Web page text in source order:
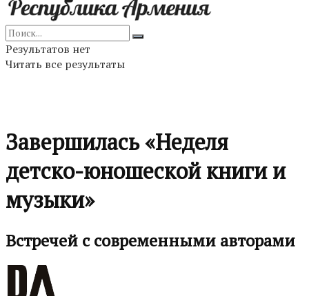
Результатов нет
Читать все результаты
Завершилась «Неделя
детско-юношеской книги и
музыки»
Встречей с современными авторами